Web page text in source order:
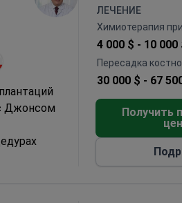
Джонсом
до- и
ЛЕЧЕНИЕ
Химиотерапия
4 000 $ - 10 000
Пересадка
30 000 $ - 67
Получить